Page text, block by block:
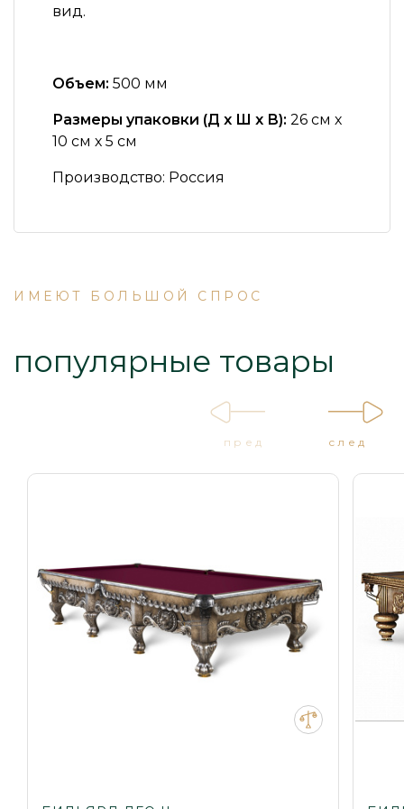
вид.
Объем: 500 мм
Размеры упаковки (Д х Ш х В): 26 см х
10 см х 5 см
Производство: Россия
ИМЕЮТ БОЛЬШОЙ СПРОС
популярные товары
пред след